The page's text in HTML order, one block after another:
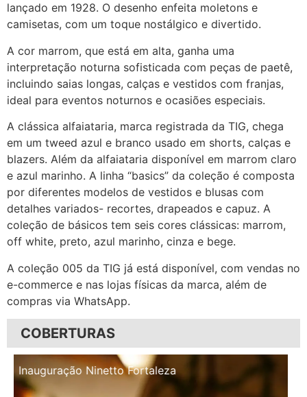
lançado em 1928. O desenho enfeita moletons e
camisetas, com um toque nostálgico e divertido.
A cor marrom, que está em alta, ganha uma
interpretação noturna sofisticada com peças de paetê,
incluindo saias longas, calças e vestidos com franjas,
ideal para eventos noturnos e ocasiões especiais.
A clássica alfaiataria, marca registrada da TIG, chega
em um tweed azul e branco usado em shorts, calças e
blazers. Além da alfaiataria disponível em marrom claro
e azul marinho. A linha “basics” da coleção é composta
por diferentes modelos de vestidos e blusas com
detalhes variados- recortes, drapeados e capuz. A
coleção de básicos tem seis cores clássicas: marrom,
off white, preto, azul marinho, cinza e bege.
A coleção 005 da TIG já está disponível, com vendas no
e-commerce e nas lojas físicas da marca, além de
compras via WhatsApp.
COBERTURAS
Inauguração Illa Café